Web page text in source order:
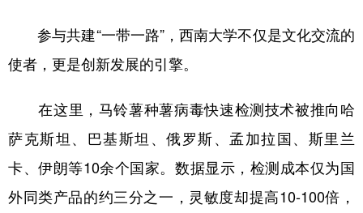
参与共建“一带一路”，西南大学不仅是文化交流的
使者，更是创新发展的引擎。
在这里，马铃薯种薯病毒快速检测技术被推向哈
萨克斯坦、巴基斯坦、俄罗斯、孟加拉国、斯里兰
卡、伊朗等10余个国家。数据显示，检测成本仅为国
外同类产品的约三分之一，灵敏度却提高10-100倍，